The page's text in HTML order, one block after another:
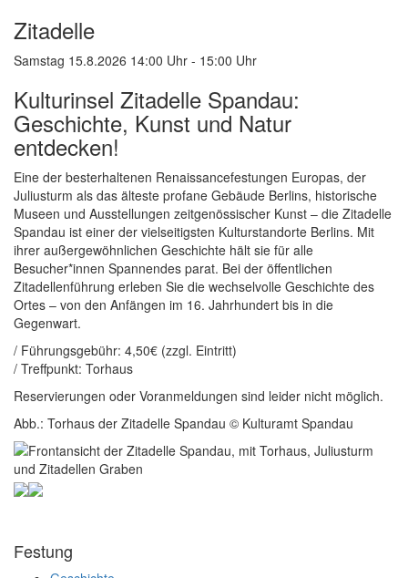
Zitadelle
Samstag 15.8.2026 14:00 Uhr - 15:00 Uhr
Kulturinsel Zitadelle Spandau:
Geschichte, Kunst und Natur
entdecken!
Eine der besterhaltenen Renaissancefestungen Europas, der
Juliusturm als das älteste profane Gebäude Berlins, historische
Museen und Ausstellungen zeitgenössischer Kunst – die Zitadelle
Spandau ist einer der vielseitigsten Kulturstandorte Berlins. Mit
ihrer außergewöhnlichen Geschichte hält sie für alle
Besucher*innen Spannendes parat. Bei der öffentlichen
Zitadellenführung erleben Sie die wechselvolle Geschichte des
Ortes – von den Anfängen im 16. Jahrhundert bis in die
Gegenwart.
/ Führungsgebühr: 4,50€ (zzgl. Eintritt)
/ Treffpunkt: Torhaus
Reservierungen oder Voranmeldungen sind leider nicht möglich.
Abb.: Torhaus der Zitadelle Spandau © Kulturamt Spandau
Festung